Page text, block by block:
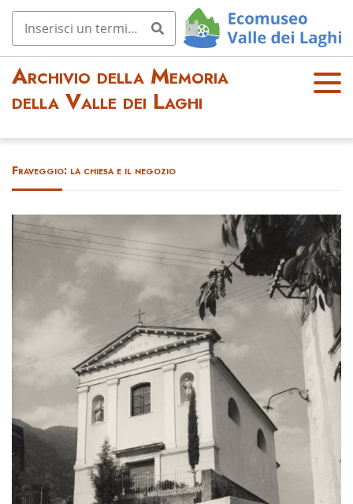
Archivio della Memoria
della Valle dei Laghi
OPE
Fraveggio: la chiesa e il negozio